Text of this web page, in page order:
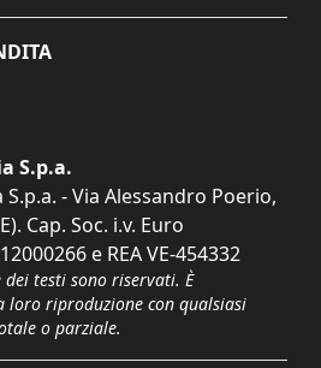
S.p.a.
- Via Alessandro Poerio,
Cap. Soc. i.v. Euro
e REA VE-454332
testi sono riservati. È
loro riproduzione con qualsiasi
o parziale.